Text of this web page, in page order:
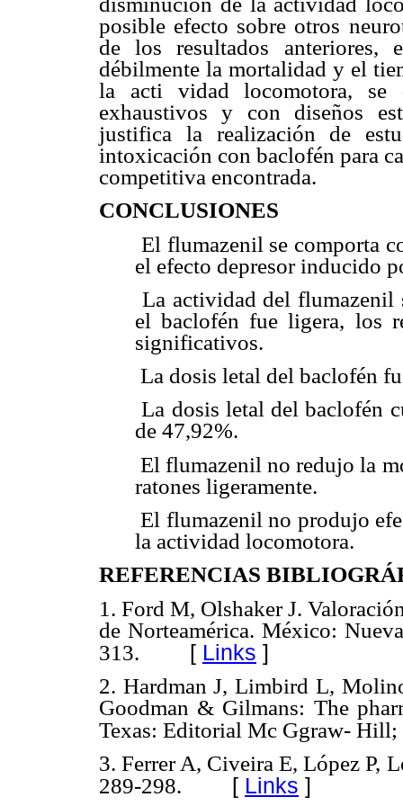
posible efecto sobre otros
de los resultados anteriores,
débilmente la mortalidad y el
la acti vidad locomotora, se
exhaustivos y con diseños
justifica la realización de
intoxicación con baclofén para
competitiva encontrada.
CONCLUSIONES
 El flumazenil se comporta
el efecto depresor inducido
 La actividad del
el baclofén fue ligera, los
significativos.
 La dosis letal del baclofén
 La dosis letal del
de 47,92%.
 El flumazenil no redujo la
ratones ligeramente.
 El flumazenil no produjo
la actividad locomotora.
REFERENCIAS
1. Ford M, Olshaker J.
de Norteamérica. México:
313. [ Links ]
2. Hardman J, Limbird L,
Goodman & Gilmans: The
Texas: Editorial Mc Ggraw-
3. Ferrer A, Civeira E, López P,
289-298. [ Links ]